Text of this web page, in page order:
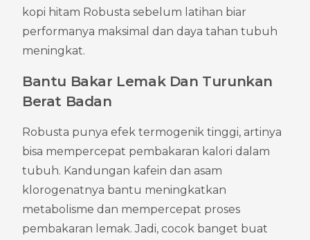
kopi hitam Robusta sebelum latihan biar
performanya maksimal dan daya tahan tubuh
meningkat.
Bantu Bakar Lemak Dan Turunkan
Berat Badan
Robusta punya efek termogenik tinggi, artinya
bisa mempercepat pembakaran kalori dalam
tubuh. Kandungan kafein dan asam
klorogenatnya bantu meningkatkan
metabolisme dan mempercepat proses
pembakaran lemak. Jadi, cocok banget buat